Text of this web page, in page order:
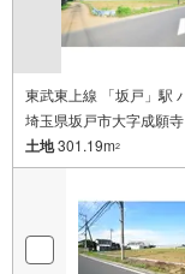
耐震等級3取得に加え
長期優良住宅基準を満
C値0.5以下の高気密性
快適性・耐久性・将来
━…‥Location‥…━
周辺環境も徒歩圏内に充
最寄りの東武東上線「
坂戸市立入西小学校ま
また、ジェーソンまで
も充実！
日々の暮らしを支える
東武東上線 「坂戸」駅
埼玉県坂戸市大字成願寺
土地301.19m2